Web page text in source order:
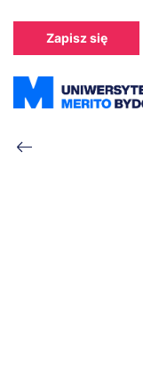
treści
Zapisz się
Ścieżka